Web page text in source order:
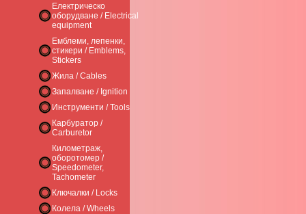
Електрическо
оборудване / Electrical
equipment
Емблеми, лепенки,
стикери / Emblems,
Stickers
Жила / Cables
Запалване / Ignition
Инструменти / Tools
Карбуратор /
Carburetor
Километраж,
оборотомер /
Speedometer,
Tachometer
Ключалки / Locks
Колела / Wheels